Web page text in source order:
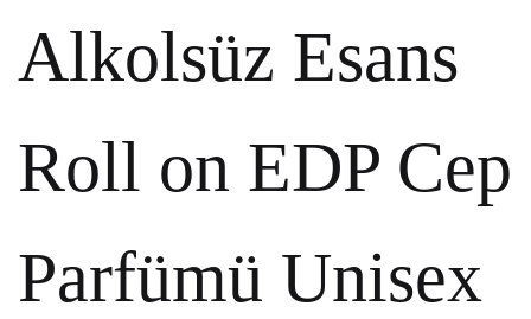
Alkolsüz Esans
Roll on EDP Cep
Parfümü Unisex